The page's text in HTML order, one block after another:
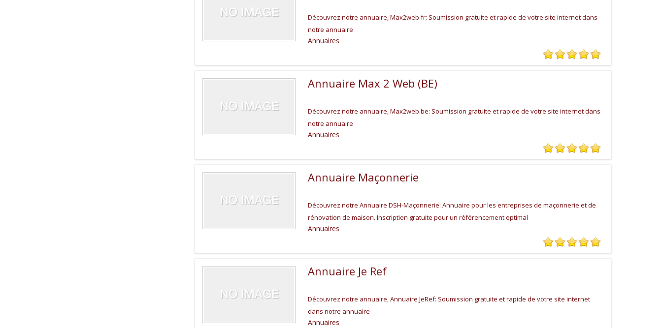
Découvrez notre annuaire, Max2web.fr: Soumission gratuite et rapide de votre site internet dans
notre annuaire
Annuaires
Annuaire Max 2 Web (BE)
Découvrez notre annuaire, Max2web.be: Soumission gratuite et rapide de votre site internet dans
notre annuaire
Annuaires
Annuaire Maçonnerie
Découvrez notre Annuaire DSH-Maçonnerie: Annuaire pour les entreprises de maçonnerie et de
rénovation de maison. Inscription gratuite pour un référencement optimal
Annuaires
Annuaire Je Ref
Découvrez notre annuaire, Annuaire JeRef: Soumission gratuite et rapide de votre site internet
dans notre annuaire
Annuaires